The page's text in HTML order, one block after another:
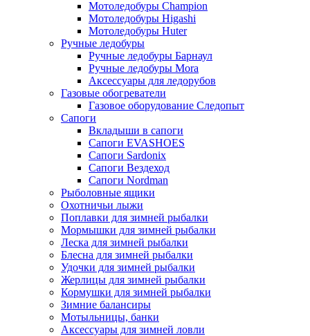
Мотоледобуры Champion
Мотоледобуры Higashi
Мотоледобуры Huter
Ручные ледобуры
Ручные ледобуры Барнаул
Ручные ледобуры Mora
Аксессуары для ледорубов
Газовые обогреватели
Газовое оборудование Следопыт
Сапоги
Вкладыши в сапоги
Сапоги EVASHOES
Сапоги Sardonix
Сапоги Вездеход
Сапоги Nordman
Рыболовные ящики
Охотничьи лыжи
Поплавки для зимней рыбалки
Мормышки для зимней рыбалки
Леска для зимней рыбалки
Блесна для зимней рыбалки
Удочки для зимней рыбалки
Жерлицы для зимней рыбалки
Кормушки для зимней рыбалки
Зимние балансиры
Мотыльницы, банки
Аксессуары для зимней ловли